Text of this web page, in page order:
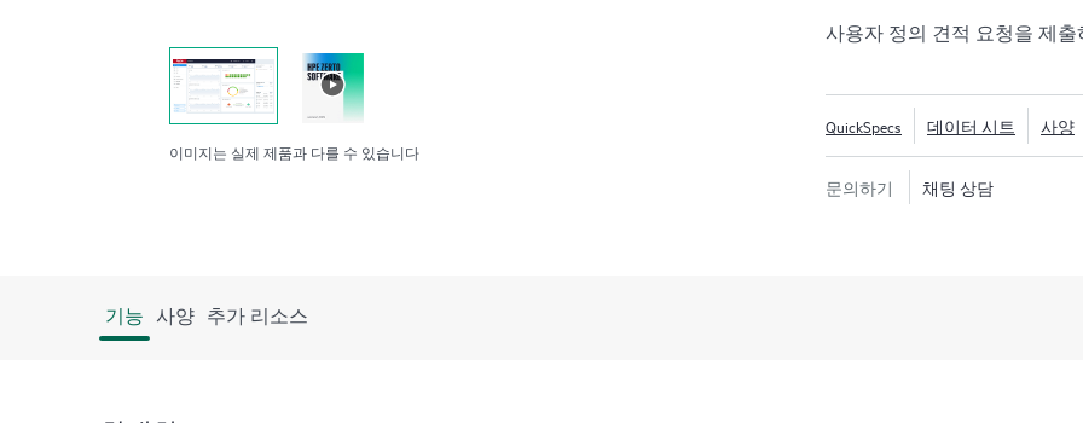
이미지는 실제 제품과 다를 수 있습니다
보호하고 복구할 수 있도록 합
사용자 정의 견적 요청을 제출
QuickSpecs 데이터 시트 사양
문의하기 채팅 상담
기능 사양 추가 리소스